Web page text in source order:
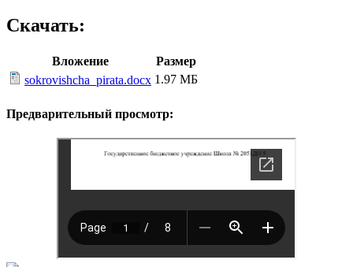
Скачать:
Вложение
Размер
sokrovishcha_pirata.docx 1.97 МБ
Предварительный просмотр: